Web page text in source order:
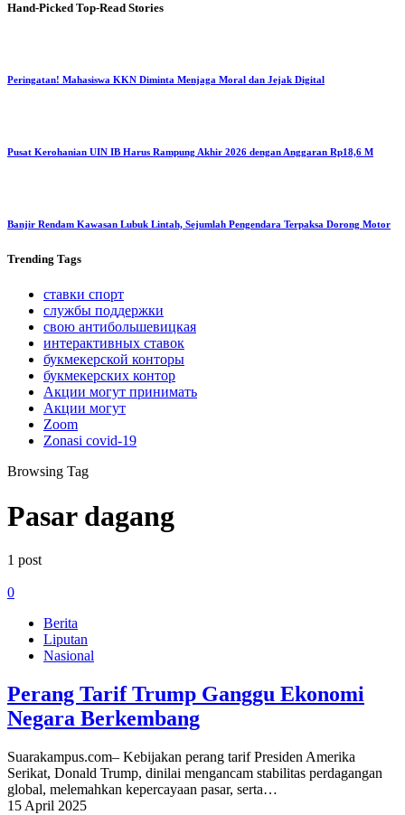
Hand-Picked Top-Read Stories
Peringatan! Mahasiswa KKN Diminta Menjaga Moral dan Jejak Digital
Pusat Kerohanian UIN IB Harus Rampung Akhir 2026 dengan Anggaran Rp18,6 M
Banjir Rendam Kawasan Lubuk Lintah, Sejumlah Pengendara Terpaksa Dorong Motor
Trending Tags
ставки спорт
службы поддержки
свою антибольшевицкая
интерактивных ставок
букмекерской конторы
букмекерских контор
Акции могут принимать
Акции могут
Zoom
Zonasi covid-19
Browsing Tag
Pasar dagang
1 post
0
Berita
Liputan
Nasional
Perang Tarif Trump Ganggu Ekonomi
Negara Berkembang
Suarakampus.com– Kebijakan perang tarif Presiden Amerika
Serikat, Donald Trump, dinilai mengancam stabilitas perdagangan
global, melemahkan kepercayaan pasar, serta…
15 April 2025